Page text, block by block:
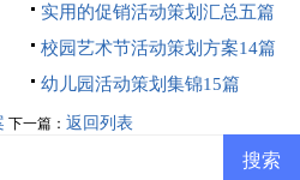
实用的促销活动策划汇总五篇
校园艺术节活动策划方案14篇
幼儿园活动策划集锦15篇
下一篇： 返回列表